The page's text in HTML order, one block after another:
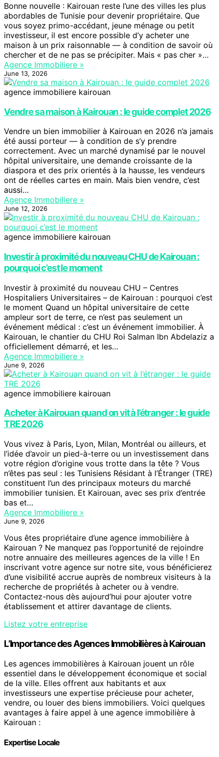
Bonne nouvelle : Kairouan reste l’une des villes les plus
abordables de Tunisie pour devenir propriétaire. Que
vous soyez primo-accédant, jeune ménage ou petit
investisseur, il est encore possible d’y acheter une
maison à un prix raisonnable — à condition de savoir où
chercher et de ne pas se précipiter. Mais « pas cher »…
Agence Immobiliere »
June 13, 2026
agence immobiliere kairouan
Vendre sa maison à Kairouan : le guide complet 2026
Vendre un bien immobilier à Kairouan en 2026 n’a jamais
été aussi porteur — à condition de s’y prendre
correctement. Avec un marché dynamisé par le nouvel
hôpital universitaire, une demande croissante de la
diaspora et des prix orientés à la hausse, les vendeurs
ont de réelles cartes en main. Mais bien vendre, c’est
aussi…
Agence Immobiliere »
June 12, 2026
agence immobiliere kairouan
Investir à proximité du nouveau CHU de Kairouan :
pourquoi c’est le moment
Investir à proximité du nouveau CHU – Centres
Hospitaliers Universitaires – de Kairouan : pourquoi c’est
le moment Quand un hôpital universitaire de cette
ampleur sort de terre, ce n’est pas seulement un
événement médical : c’est un événement immobilier. À
Kairouan, le chantier du CHU Roi Salman Ibn Abdelaziz a
officiellement démarré, et les…
Agence Immobiliere »
June 9, 2026
agence immobiliere kairouan
Acheter à Kairouan quand on vit à l’étranger : le guide
TRE 2026
Vous vivez à Paris, Lyon, Milan, Montréal ou ailleurs, et
l’idée d’avoir un pied-à-terre ou un investissement dans
votre région d’origine vous trotte dans la tête ? Vous
n’êtes pas seul : les Tunisiens Résidant à l’Étranger (TRE)
constituent l’un des principaux moteurs du marché
immobilier tunisien. Et Kairouan, avec ses prix d’entrée
bas et…
Agence Immobiliere »
June 9, 2026
Vous êtes propriétaire d’une agence immobilière à
Kairouan ? Ne manquez pas l’opportunité de rejoindre
notre annuaire des meilleures agences de la ville ! En
inscrivant votre agence sur notre site, vous bénéficierez
d’une visibilité accrue auprès de nombreux visiteurs à la
recherche de propriétés à acheter ou à vendre.
Contactez-nous dès aujourd’hui pour ajouter votre
établissement et attirer davantage de clients.
Listez votre entreprise
L’Importance des Agences Immobilières à Kairouan
Les agences immobilières à Kairouan jouent un rôle
essentiel dans le développement économique et social
de la ville. Elles offrent aux habitants et aux
investisseurs une expertise précieuse pour acheter,
vendre, ou louer des biens immobiliers. Voici quelques
avantages à faire appel à une agence immobilière à
Kairouan :
Expertise Locale